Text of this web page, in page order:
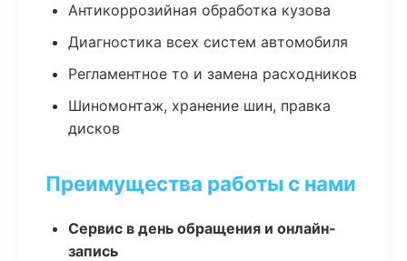
Антикоррозийная обработка кузова
Диагностика всех систем автомобиля
Регламентное то и замена расходников
Шиномонтаж, хранение шин, правка
дисков
Преимущества работы с нами
Сервис в день обращения и онлайн-
запись